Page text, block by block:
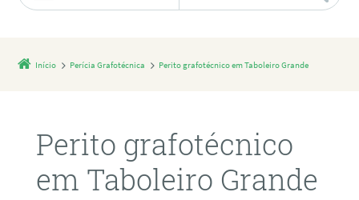
Início Perícia Grafotécnica Perito grafotécnico em Taboleiro Grande
Perito grafotécnico
em Taboleiro Grande